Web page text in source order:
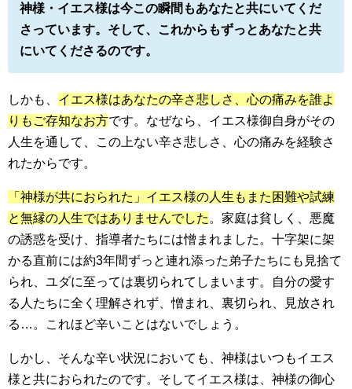
神様・イエス様は今この瞬間もあなたと共にいてくだ
さっています。そして、これからもずっとあなたと共
にいてくださるのです。
しかも、 イエス様はあなたの辛さ悲しさ、心の痛みを誰よ
りもご存知なお方です。なぜなら、イエス様御自身がその
人生を通して、この上ない辛さ悲しさ、心の痛みを経験さ
れたからです。
「神様が共におられた」イエス様の人生もまた困難や試練
と無縁の人生ではありませんでした 。家庭は貧しく、悪魔
の誘惑を受け、指導者たちには憎まれました。十字架に架
かる直前には約3年間ずっと連れ添った弟子たちにも見捨て
られ、ユダに至っては裏切られてしまいます。自分の愛す
る人たちに全く理解されず、憎まれ、裏切られ、見放され
る…。これほど辛いことはないでしょう。
しかし、そんな辛い状況においても、神様はいつもイエス
様と共におられたのです。そしてイエス様は、神様の御心